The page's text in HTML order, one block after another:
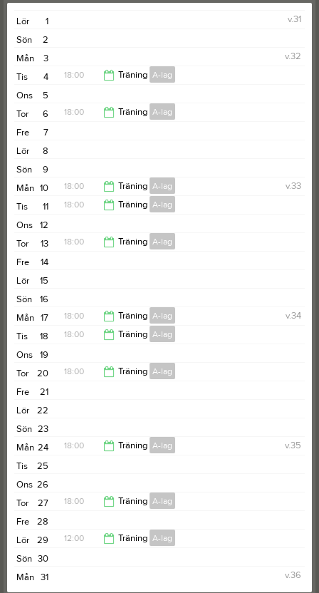
1
Lör
v.31
2
Sön
3
Mån
v.32
4
Tis 18:00 Träning A-lag
19:30
5
Ons
6
Tor 18:00 Träning A-lag
7
Fre
8
Lör
9
Sön
10
Mån v.33
18:00 Träning A-lag
11
Tis 18:00 Träning A-lag
19:30
12
Ons
13
Tor 18:00 Träning A-lag
14
Fre
15
Lör
16
Sön
17
Mån v.34
18:00 Träning A-lag
18
Tis 18:00 Träning A-lag
19:30
19
Ons
20
Tor 18:00 Träning A-lag
21
Fre
22
Lör
23
Sön
24
Mån v.35
18:00 Träning A-lag
25
Tis
26
Ons
27
Tor 18:00 Träning A-lag
19:30
28
Fre
29
Lör 12:00 Träning A-lag
30
Sön
31
Mån v.36